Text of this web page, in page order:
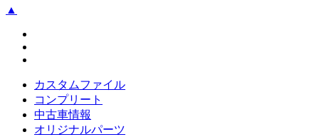
▲
カスタムファイル
コンプリート
中古車情報
オリジナルパーツ